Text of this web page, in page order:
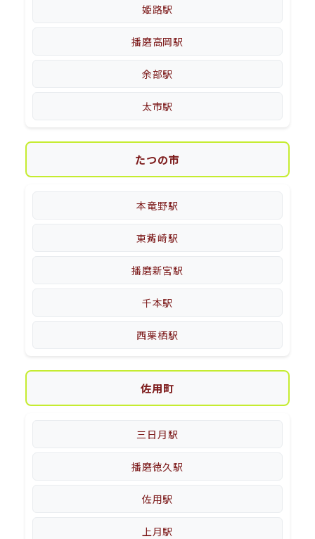
姫路駅
播磨高岡駅
余部駅
太市駅
たつの市
本竜野駅
東觜崎駅
播磨新宮駅
千本駅
西栗栖駅
佐用町
三日月駅
播磨徳久駅
佐用駅
上月駅